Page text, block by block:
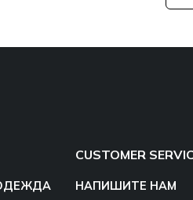
CUSTOMER
НАПИШИТЕ НАМ